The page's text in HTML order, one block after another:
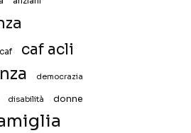
caf caf acli
democrazia
disabilità donne